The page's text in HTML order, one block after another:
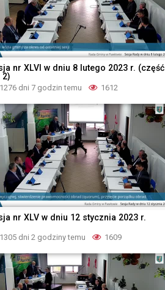
nr XLVI w dniu 8 lutego 2023 r. (część
2)
1276 dni 7 godzin temu 1612
nr XLV w dniu 12 stycznia 2023 r.
1305 dni 2 godziny temu 1609